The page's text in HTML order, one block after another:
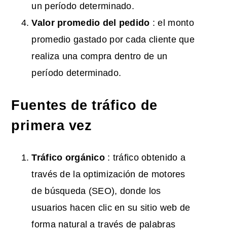
un período determinado.
Valor promedio del pedido : el monto
promedio gastado por cada cliente que
realiza una compra dentro de un
período determinado.
Fuentes de tráfico de
primera vez
Tráfico orgánico : tráfico obtenido a
través de la optimización de motores
de búsqueda (SEO), donde los
usuarios hacen clic en su sitio web de
forma natural a través de palabras